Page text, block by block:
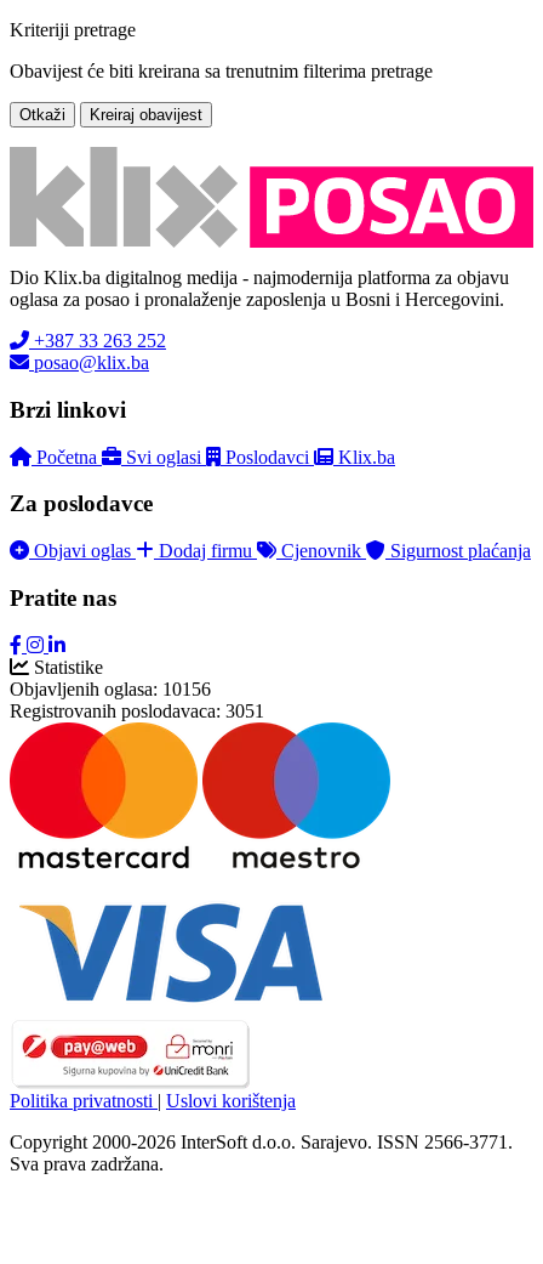
Kriteriji pretrage
Obavijest će biti kreirana sa trenutnim filterima pretrage
Otkaži Kreiraj obavijest
Dio Klix.ba digitalnog medija - najmodernija platforma za objavu
oglasa za posao i pronalaženje zaposlenja u Bosni i Hercegovini.
+387 33 263 252
posao@klix.ba
Brzi linkovi
Početna Svi oglasi Poslodavci Klix.ba
Za poslodavce
Objavi oglas Dodaj firmu Cjenovnik Sigurnost plaćanja
Pratite nas
Statistike
Objavljenih oglasa: 10156
Registrovanih poslodavaca: 3051
Politika privatnosti | Uslovi korištenja
Copyright 2000-2026 InterSoft d.o.o. Sarajevo. ISSN 2566-3771.
Sva prava zadržana.